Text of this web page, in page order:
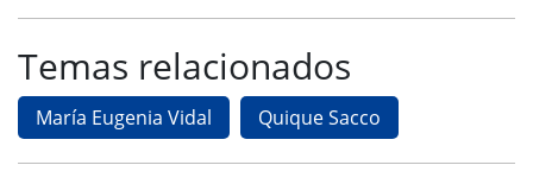
Temas relacionados
María Eugenia Vidal Quique Sacco